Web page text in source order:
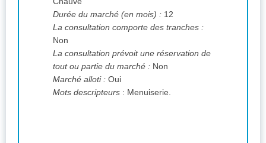
Durée du marché (en mois) : 12
La consultation comporte des tranches :
Non
La consultation prévoit une réservation de
tout ou partie du marché : Non
Marché alloti : Oui
Mots descripteurs : Menuiserie.